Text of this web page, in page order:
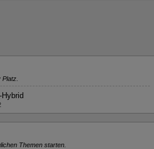
Themen starten.